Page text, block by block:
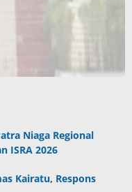
Niaga Regional
ISRA 2026
Kairatu, Respons